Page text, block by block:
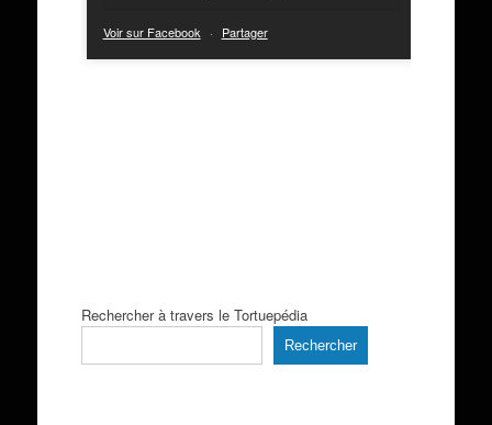
Voir sur Facebook · Partager
Rechercher à travers le Tortuepédia
Rechercher